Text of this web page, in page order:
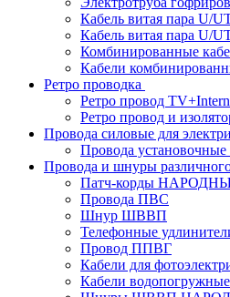
Кабель витая пара U/
Кабель витая пара U/
Комбинированные
Кабели
Ретро проводка
Ретро провод
Ретро провод и
Провода силовые для
Провода
Провода и шнуры
Патч-корды
Провода ПВС
Шнур ШВВП
Телефонные
Провод ППВГ
Кабели для
Кабели